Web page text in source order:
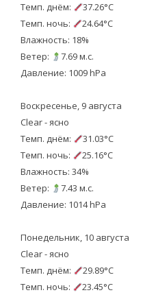
Темп. днём:
37.26°C
Темп. ночь:
24.64°C
Влажность: 18%
Ветер:
7.69 м.с.
Давление: 1009 hPa
Воскресенье, 9 августа
Clear - ясно
Темп. днём:
31.03°C
Темп. ночь:
25.16°C
Влажность: 34%
Ветер:
7.43 м.с.
Давление: 1014 hPa
Понедельник, 10 августа
Clear - ясно
Темп. днём:
29.89°C
Темп. ночь:
23.45°C